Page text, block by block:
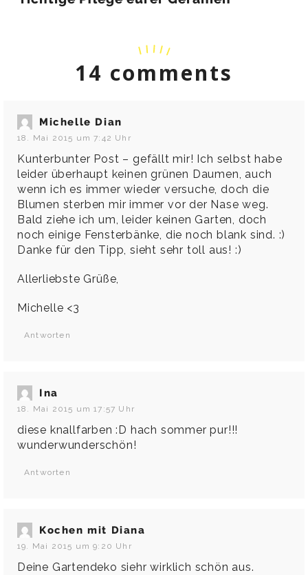
14 comments
Michelle Dian
18. Mai 2015 um 7:42 Uhr
Kunterbunter Post – gefällt mir! Ich selbst habe
leider überhaupt keinen grünen Daumen, auch
wenn ich es immer wieder versuche, doch die
Blumen sterben mir immer vor der Nase weg.
Bald ziehe ich um, leider keinen Garten, doch
noch einige Fensterbänke, die noch blank sind. :)
Danke für den Tipp, sieht sehr toll aus! :)
Allerliebste Grüße,
Michelle <3
Antworten
Ina
18. Mai 2015 um 17:57 Uhr
diese knallfarben :D hach sommer pur!!!
wunderwunderschön!
Antworten
Kochen mit Diana
19. Mai 2015 um 9:20 Uhr
Deine Gartendeko siehr wirklich schön aus.